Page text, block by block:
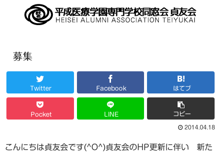
募集
Twitter Facebook はてブ
Pocket LINE コピー
2014.04.18
こんにちは貞友会です(^O^)貞友会のHP更新に伴い 新た